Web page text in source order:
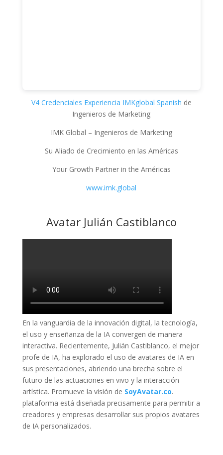
V4 Credenciales Experiencia IMKglobal Spanish de
Ingenieros de Marketing
IMK Global – Ingenieros de Marketing
Su Aliado de Crecimiento en las Américas
Your Growth Partner in the Américas
www.imk.global
Avatar Julián Castiblanco
En la vanguardia de la innovación digital, la tecnología,
el uso y enseñanza de la IA convergen de manera
interactiva. Recientemente, Julián Castiblanco, el mejor
profe de IA, ha explorado el uso de avatares de IA en
sus presentaciones, abriendo una brecha sobre el
futuro de las actuaciones en vivo y la interacción
artística. Promueve la visión de SoyAvatar.co.
plataforma está diseñada precisamente para permitir a
creadores y empresas desarrollar sus propios avatares
de IA personalizados.